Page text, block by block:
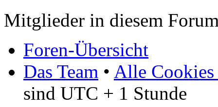
Mitglieder in diesem
Foren-Übersicht
Das Team • Alle Cookies
sind UTC + 1 Stunde